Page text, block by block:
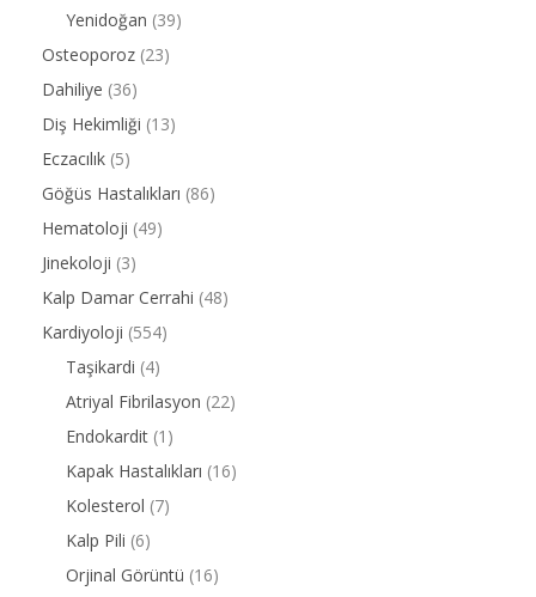
Yenidoğan (39)
Osteoporoz (23)
Dahiliye (36)
Diş Hekimliği (13)
Eczacılık (5)
Göğüs Hastalıkları (86)
Hematoloji (49)
Jinekoloji (3)
Kalp Damar Cerrahi (48)
Kardiyoloji (554)
Taşikardi (4)
Atriyal Fibrilasyon (22)
Endokardit (1)
Kapak Hastalıkları (16)
Kolesterol (7)
Kalp Pili (6)
Orjinal Görüntü (16)